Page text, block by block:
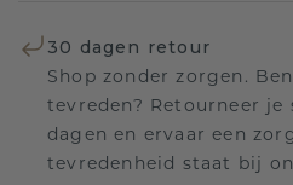
30 dagen retour
Shop zonder zorgen.
tevreden? Retourneer je
dagen en ervaar een
tevredenheid staat bij